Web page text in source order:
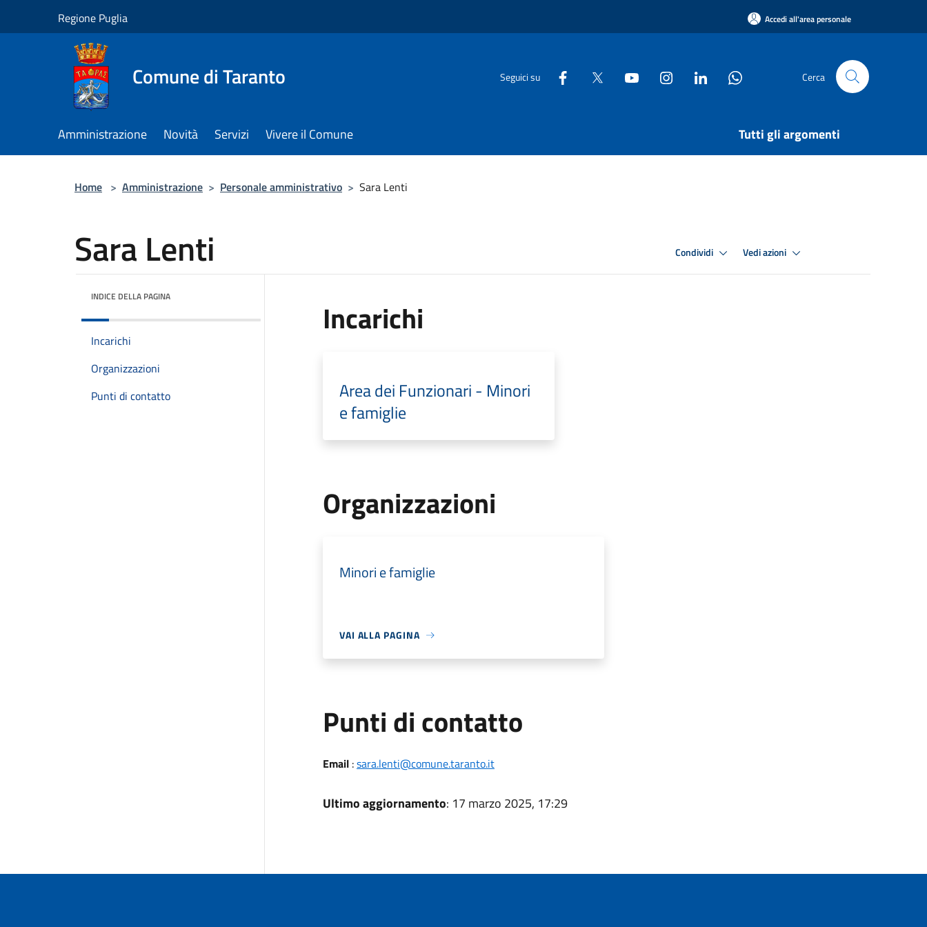
Regione Puglia Accedi all'area personale
Comune di Taranto Seguici su Cerca
Amministrazione Novità Servizi Vivere il Comune Tutti gli argomenti
Home > Amministrazione > Personale amministrativo > Sara Lenti
Sara Lenti Condividi Vedi azioni
INDICE DELLA PAGINA
Incarichi
Organizzazioni
Punti di contatto
Incarichi
Area dei Funzionari - Minori
e famiglie
Organizzazioni
Minori e famiglie
VAI ALLA PAGINA
Punti di contatto
Email:sara.lenti@comune.taranto.it
Ultimo aggiornamento: 17 marzo 2025, 17:29